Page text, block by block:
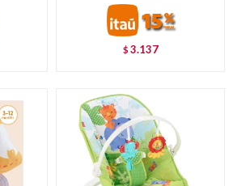
$3.137